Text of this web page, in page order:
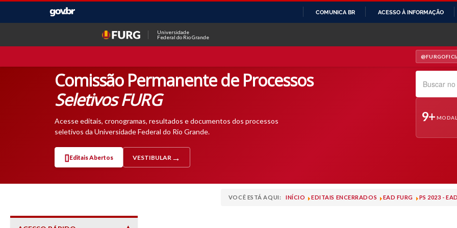
COMUNICA BR ACESSO À INFORMAÇÃO
Universidade
Federal do Rio Grande
—
Comissão Permanente de Processos
Seletivos FURG
Acesse editais, cronogramas, resultados e documentos dos processos
seletivos da Universidade Federal do Rio Grande.
Editais Abertos VESTIBULAR
— ABRE EM NOVA ABA
Pesquisar no
9+
VOCÊ ESTÁ AQUI: INÍCIO EDITAIS ENCERRADOS EAD FURG PS 2023 -